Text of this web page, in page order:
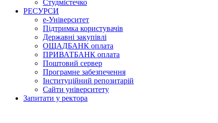
Студмістечко
РЕСУРСИ
е-Університет
Підтримка користувачів
Державні закупівлі
ОЩАДБАНК оплата
ПРИВАТБАНК оплата
Поштовий сервер
Програмне забезпечення
Інституційний репозитарій
Сайти університету
Запитати у ректора